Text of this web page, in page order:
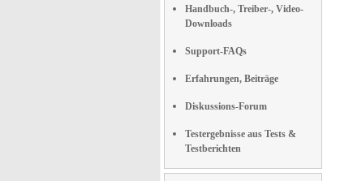
Handbuch-, Treiber-, Video-
Downloads
Support-FAQs
Erfahrungen, Beiträge
Diskussions-Forum
Testergebnisse aus Tests &
Testberichten